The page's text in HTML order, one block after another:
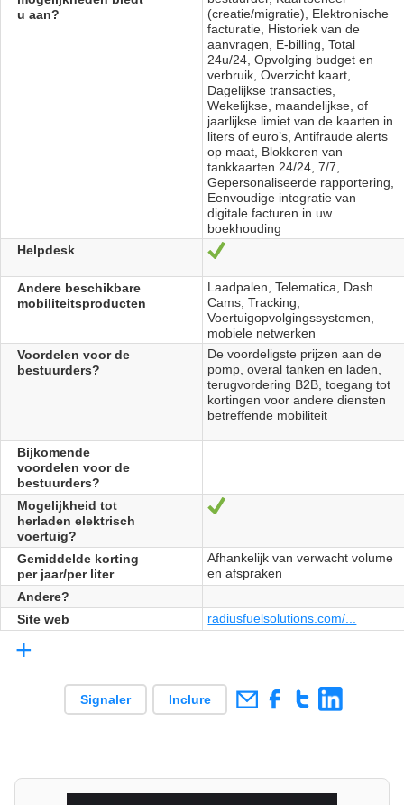
u aan?
(creatie/migratie), Elektronische
facturatie, Historiek van de
aanvragen, E-billing, Total
24u/24, Opvolging budget en
verbruik, Overzicht kaart,
Dagelijkse transacties,
Wekelijkse, maandelijkse, of
jaarlijkse limiet van de kaarten in
liters of euro’s, Antifraude alerts
op maat, Blokkeren van
tankkaarten 24/24, 7/7,
Gepersonaliseerde rapportering,
Eenvoudige integratie van
digitale facturen in uw
boekhouding
Helpdesk
Oui
Andere beschikbare
mobiliteitsproducten
Laadpalen, Telematica, Dash
Cams, Tracking,
Voertuigopvolgingssystemen,
mobiele netwerken
Voordelen voor de
bestuurders?
De voordeligste prijzen aan de
pomp, overal tanken en laden,
terugvordering B2B, toegang tot
kortingen voor andere diensten
betreffende mobiliteit
Bijkomende
voordelen voor de
bestuurders?
Mogelijkheid tot
herladen elektrisch
voertuig?
Oui
Gemiddelde korting
per jaar/per liter
Afhankelijk van verwacht volume
en afspraken
Andere?
Site web
radiusfuelsolutions.com/...
+
Signaler Inclure